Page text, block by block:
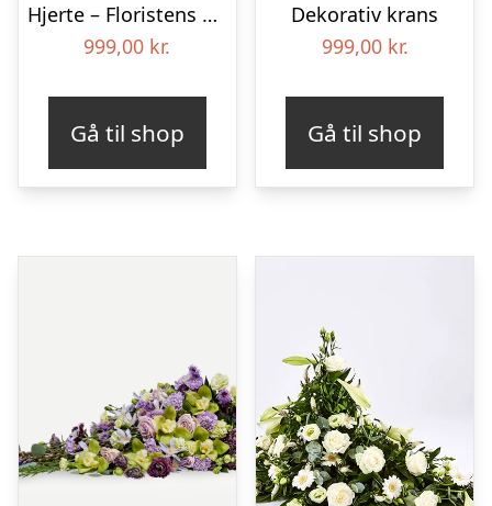
Hjerte – Floristens kreative valg
999,00 kr.
Gå til shop
Dekorativ krans
999,00 kr.
Gå til shop